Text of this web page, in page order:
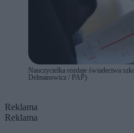
Nauczycielka rozdaje świadectwa
Delmanowicz / PAP)
Reklama
Reklama